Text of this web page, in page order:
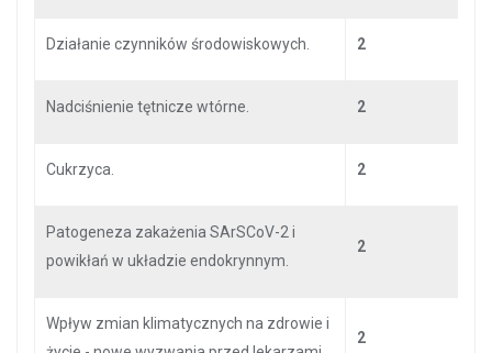
Działanie czynników środowiskowych. 2
Nadciśnienie tętnicze wtórne. 2
Cukrzyca. 2
Patogeneza zakażenia SArSCoV-2 i
powikłań w układzie endokrynnym.
2
Wpływ zmian klimatycznych na zdrowie i
2